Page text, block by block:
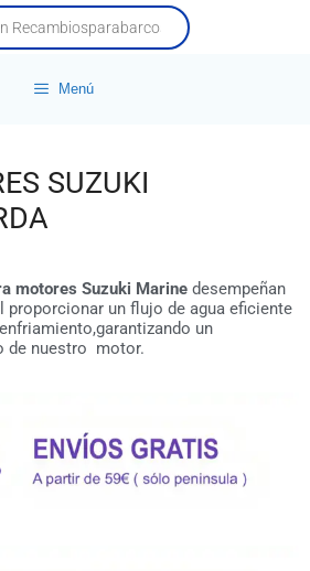
Menú
SUZUKI
motores Suzuki Marine desempeñan
proporcionar un flujo de agua eficiente
un
de nuestro motor.